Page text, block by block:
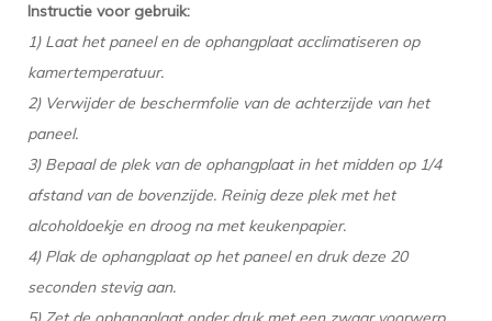
Instructie voor gebruik:
1) Laat het paneel en de ophangplaat acclimatiseren op
kamertemperatuur.
2) Verwijder de beschermfolie van de achterzijde van het
paneel.
3) Bepaal de plek van de ophangplaat in het midden op 1/4
afstand van de bovenzijde. Reinig deze plek met het
alcoholdoekje en droog na met keukenpapier.
4) Plak de ophangplaat op het paneel en druk deze 20
seconden stevig aan.